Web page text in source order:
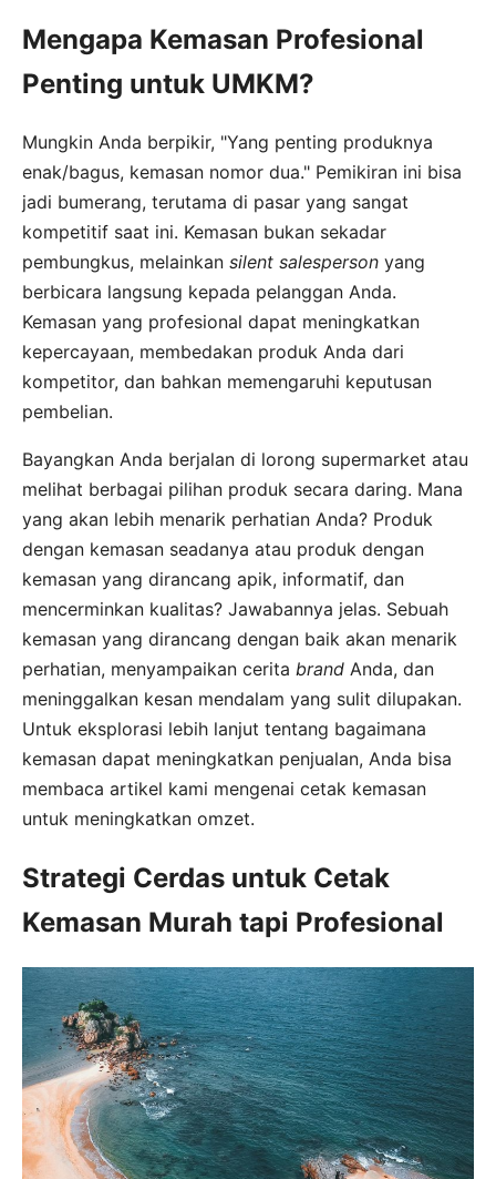
Mengapa Kemasan Profesional
Penting untuk UMKM?
Mungkin Anda berpikir, "Yang penting produknya
enak/bagus, kemasan nomor dua." Pemikiran ini bisa
jadi bumerang, terutama di pasar yang sangat
kompetitif saat ini. Kemasan bukan sekadar
pembungkus, melainkan silent salesperson yang
berbicara langsung kepada pelanggan Anda.
Kemasan yang profesional dapat meningkatkan
kepercayaan, membedakan produk Anda dari
kompetitor, dan bahkan memengaruhi keputusan
pembelian.
Bayangkan Anda berjalan di lorong supermarket atau
melihat berbagai pilihan produk secara daring. Mana
yang akan lebih menarik perhatian Anda? Produk
dengan kemasan seadanya atau produk dengan
kemasan yang dirancang apik, informatif, dan
mencerminkan kualitas? Jawabannya jelas. Sebuah
kemasan yang dirancang dengan baik akan menarik
perhatian, menyampaikan cerita brand Anda, dan
meninggalkan kesan mendalam yang sulit dilupakan.
Untuk eksplorasi lebih lanjut tentang bagaimana
kemasan dapat meningkatkan penjualan, Anda bisa
membaca artikel kami mengenai cetak kemasan
untuk meningkatkan omzet.
Strategi Cerdas untuk Cetak
Kemasan Murah tapi Profesional